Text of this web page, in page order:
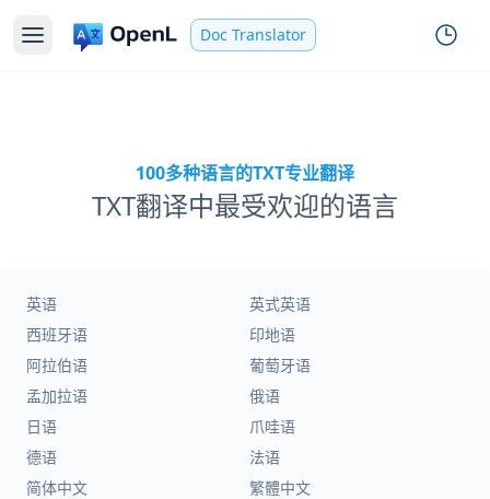
Doc Translator
100多种语言的TXT专业翻译
TXT翻译中最受欢迎的语言
英语
英式英语
西班牙语
印地语
阿拉伯语
葡萄牙语
孟加拉语
俄语
日语
爪哇语
德语
法语
简体中文
繁體中文